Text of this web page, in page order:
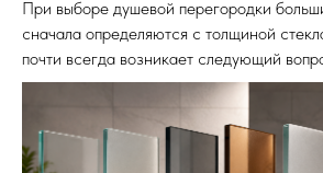
При выборе душевой перегородки
сначала определяются с толщиной
почти всегда возникает следующий